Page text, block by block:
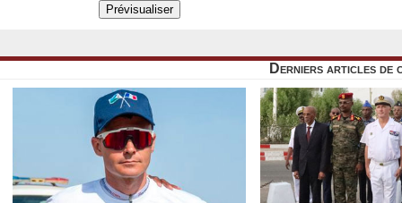
Derniers articles de